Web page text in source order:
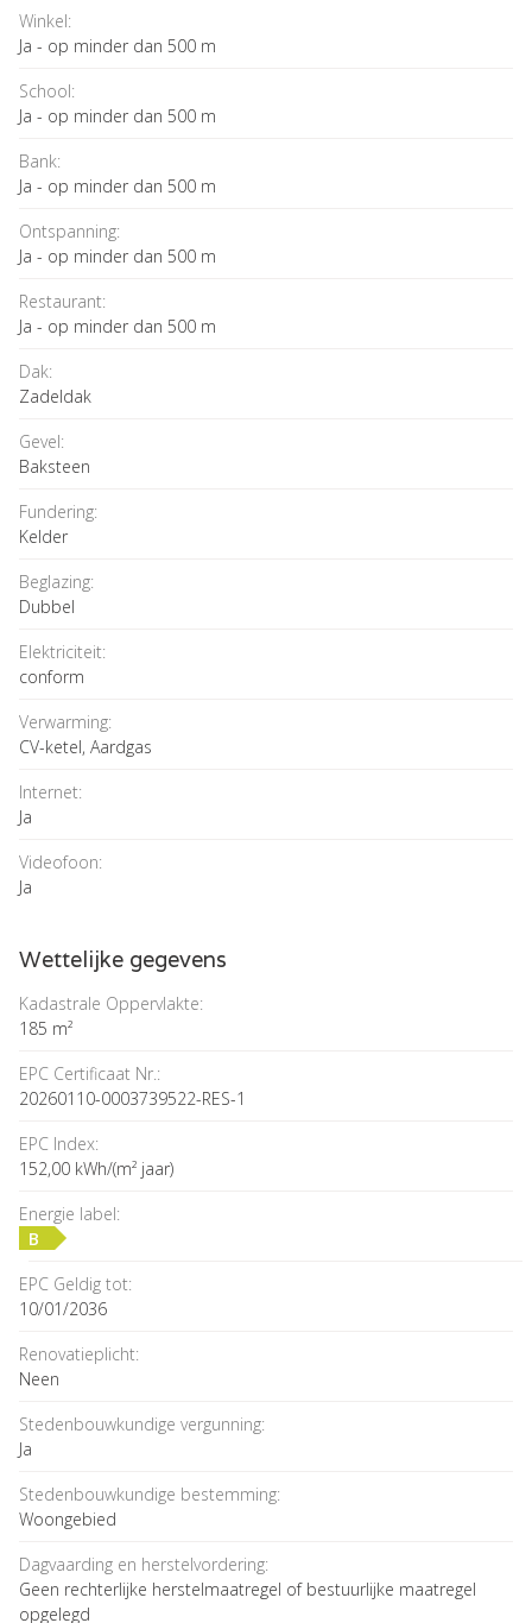
Winkel:
Ja - op minder dan 500 m
School:
Ja - op minder dan 500 m
Bank:
Ja - op minder dan 500 m
Ontspanning:
Ja - op minder dan 500 m
Restaurant:
Ja - op minder dan 500 m
Dak:
Zadeldak
Gevel:
Baksteen
Fundering:
Kelder
Beglazing:
Dubbel
Elektriciteit:
conform
Verwarming:
CV-ketel, Aardgas
Internet:
Ja
Videofoon:
Ja
Wettelijke gegevens
Kadastrale Oppervlakte:
185 m²
EPC Certificaat Nr.:
20260110-0003739522-RES-1
EPC Index:
152,00 kWh/(m² jaar)
Energie label:
B
EPC Geldig tot:
10/01/2036
Renovatieplicht:
Neen
Stedenbouwkundige vergunning:
Ja
Stedenbouwkundige bestemming:
Woongebied
Dagvaarding en herstelvordering:
Geen rechterlijke herstelmaatregel of bestuurlijke maatregel
opgelegd